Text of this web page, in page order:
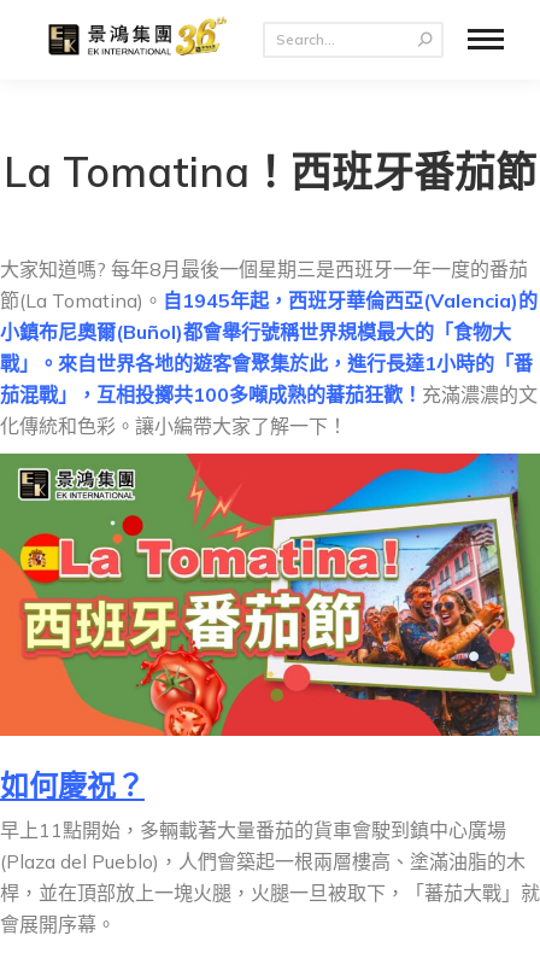
La Tomatina！西班牙番茄節
大家知道嗎? 每年8月最後一個星期三是西班牙一年一度的番茄
節(La Tomatina)。 自1945年起，西班牙華倫西亞(Valencia)的
小鎮布尼奧爾(Buñol)都會舉行號稱世界規模最大的「食物大
戰」。來自世界各地的遊客會聚集於此，進行長達1小時的「番
茄混戰」，互相投擲共100多噸成熟的蕃茄狂歡！ 充滿濃濃的文
化傳統和色彩。讓小編帶大家了解一下！
如何慶祝？
早上11點開始，多輛載著大量番茄的貨車會駛到鎮中心廣場
(Plaza del Pueblo)，人們會築起一根兩層樓高、塗滿油脂的木
桿，並在頂部放上一塊火腿，火腿一旦被取下，「蕃茄大戰」就
會展開序幕。